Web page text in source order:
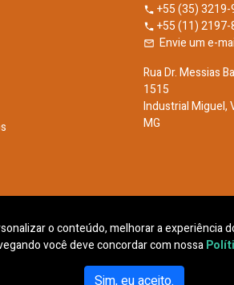
+55 (35) 3219-
+55 (11) 2197-
Envie um e-
Rua Dr. Messias
1515
Industrial Miguel,
MG
o conteúdo, melhorar a experiência
você deve concordar com nossa
Sim, eu aceito.